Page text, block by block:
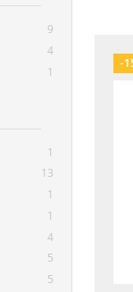
9
4
1
1
13
1
1
4
5
5
-